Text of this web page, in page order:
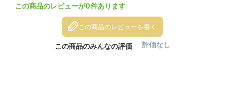
この商品のレビューが0件あります
この商品のレビューを書く
この商品のみんなの評価 評価なし